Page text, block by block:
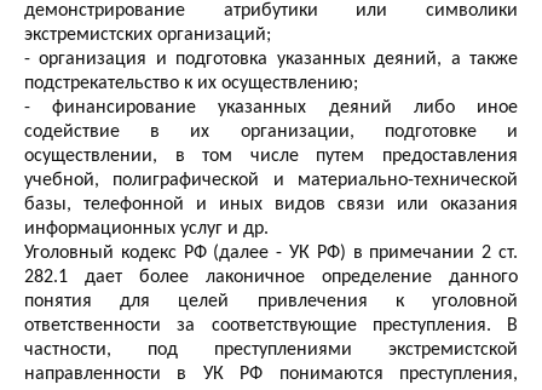
демонстрирование атрибутики или символики
экстремистских организаций;
- организация и подготовка указанных деяний, а также
подстрекательство к их осуществлению;
- финансирование указанных деяний либо иное
содействие в их организации, подготовке и
осуществлении, в том числе путем предоставления
учебной, полиграфической и материально-технической
базы, телефонной и иных видов связи или оказания
информационных услуг и др.
Уголовный кодекс РФ (далее - УК РФ) в примечании 2 ст.
282.1 дает более лаконичное определение данного
понятия для целей привлечения к уголовной
ответственности за соответствующие преступления. В
частности, под преступлениями экстремистской
направленности в УК РФ понимаются преступления,